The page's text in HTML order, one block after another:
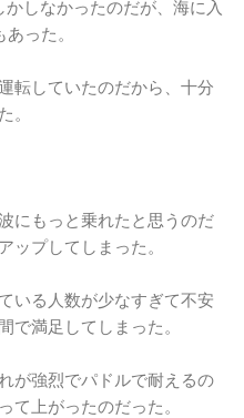
しなかったのだが、海に入
った。
転していたのだから、十分
。
にもっと乗れたと思うのだ
ップしてしまった。
いる人数が少なすぎて不安
で満足してしまった。
が強烈でパドルで耐えるの
て上がったのだった。